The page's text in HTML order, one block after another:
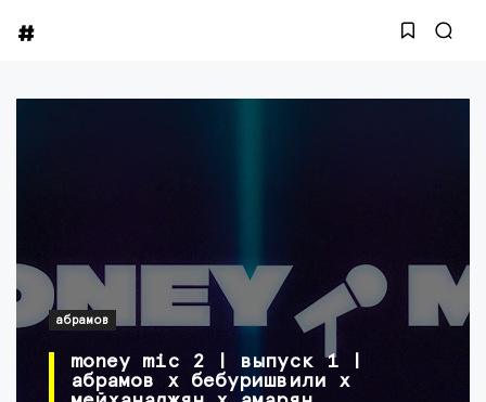
абрамов
money mic 2 | выпуск 1 |
абрамов х бебуришвили х